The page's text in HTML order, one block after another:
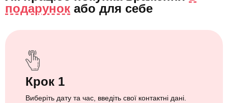
подарунок або для себе
Крок 1
Виберіть дату та час, введіть свої контактні дані.